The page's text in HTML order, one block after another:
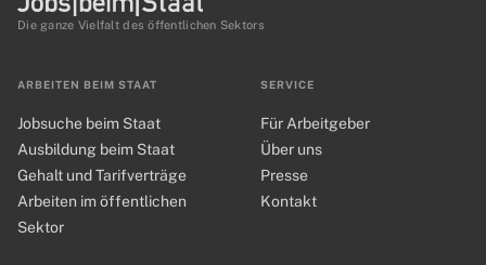
Die ganze Vielfalt des öffentlichen Sektors
ARBEITEN BEIM STAAT
Jobsuche beim Staat
Ausbildung beim Staat
Gehalt und Tarifverträge
Arbeiten im öffentlichen
Sektor
SERVICE
Für Arbeitgeber
Über uns
Presse
Kontakt